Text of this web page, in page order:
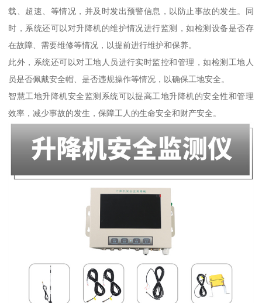
载、超速、等情况，并及时发出预警信息，以防止事故的发生。同
时，系统还可以对升降机的维护情况进行监测，如检测设备是否存
在故障、需要维修等情况，以提前进行维护和保养。
此外，系统还可以对工地人员进行实时监控和管理，如检测工地人
员是否佩戴安全帽、是否违规操作等情况，以确保工地安全。
智慧工地升降机安全监测系统可以提高工地升降机的安全性和管理
效率，减少事故的发生，保障工人的生命安全和财产安全。